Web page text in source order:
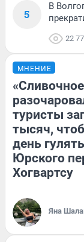
5
В
22
МНЕНИЕ
туристы
тысяч,
день
Юрского
Хогвартсу
Яна